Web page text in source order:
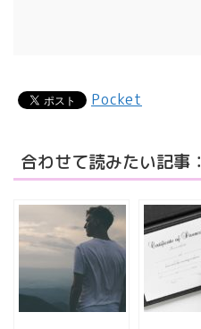
Pocket
合わせて読みたい記事：